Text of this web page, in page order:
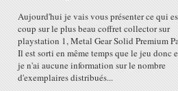
Aujourd'hui je vais vous présenter ce qui
coup sur le plus beau coffret collector sur
playstation 1, Metal Gear Solid Premium
Il est sorti en même temps que le jeu donc
je n'ai aucune information sur le nombre
d'exemplaires distribués...